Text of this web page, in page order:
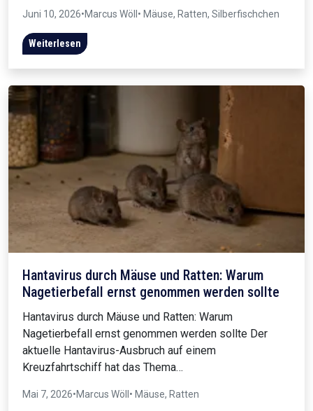
Juni 10, 2026•Marcus Wöll • Mäuse, Ratten, Silberfischchen
Weiterlesen
Hantavirus durch Mäuse und Ratten: Warum
Nagetierbefall ernst genommen werden sollte
Hantavirus durch Mäuse und Ratten: Warum
Nagetierbefall ernst genommen werden sollte Der
aktuelle Hantavirus-Ausbruch auf einem
Kreuzfahrtschiff hat das Thema…
Mai 7, 2026•Marcus Wöll • Mäuse, Ratten